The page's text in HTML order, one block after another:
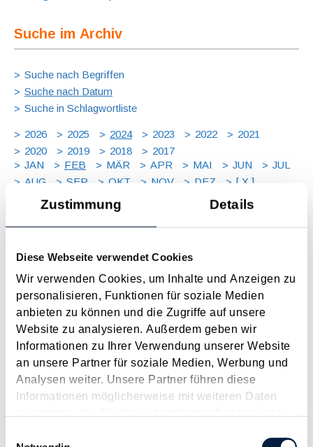
Zustimmung Details
Diese Webseite verwendet Cookies
Wir verwenden Cookies, um Inhalte und Anzeigen zu
personalisieren, Funktionen für soziale Medien
anbieten zu können und die Zugriffe auf unsere
Website zu analysieren. Außerdem geben wir
Informationen zu Ihrer Verwendung unserer Website
an unsere Partner für soziale Medien, Werbung und
Analysen weiter. Unsere Partner führen diese
Informationen möglicherweise mit weiteren Daten
Suche im Archiv
Suche nach Begriffen
Suche nach Datum
Suche in Schlagwortliste
2026 2025 2024 2023 2022
2021
2020
2019 2018
2017
JAN
FEB MÄR APR MAI JUN
JUL
AUG
SEP OKT NOV DEZ [ X ]
Energiekostenzuschuss für Non-Profit-
Februar 2024
Mit dem Ziel, dass auch nicht unternehmerisch tätige
gemeinnützige Organisationen aus allen Lebensbereichen wie
etwa Kunst und Kultur, Gesundheit, Pflege, Sport und auch
gesetzlich anerkannte Religionsgemeinschaften ihre
Mehrkosten für Energie aufgrund der stark gestiegenen...
Langtext
empfehlen drucken
Meldepflicht bestimmter Vorjahreszahlungen bis